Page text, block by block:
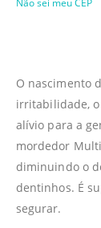
Não sei meu CEP
O nascimento
irritabilidade,
alívio para a
mordedor
diminuindo o
dentinhos. É
segurar.